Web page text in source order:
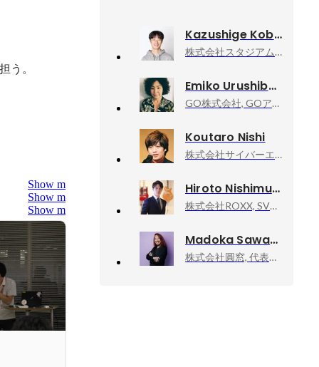
う。
Show more
Show more
Show more
Kazushige Kobayashi
株式会社スタジアム, 取締役
Emiko Urushibata
GO株式会社, GOアプリ事業本部 配車事業企画部 プロモーショングループ
Koutaro Nishi
株式会社サイバーエージェント, エンジニアリングマネージャー
Hiroto Nishimura
株式会社ROXX, SVP of HR / 上級執行役員CHRO
Madoka Sawa
株式会社圓窓, 代表取締役